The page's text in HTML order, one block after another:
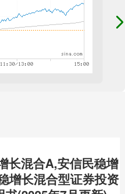
长混合A,安信民稳增
增长混合型证券投资